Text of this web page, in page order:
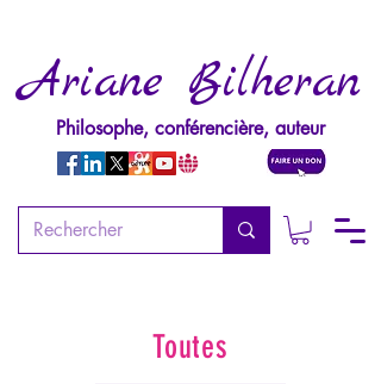
Ariane Bilheran
Philosophe, conférencière, auteur
Toutes